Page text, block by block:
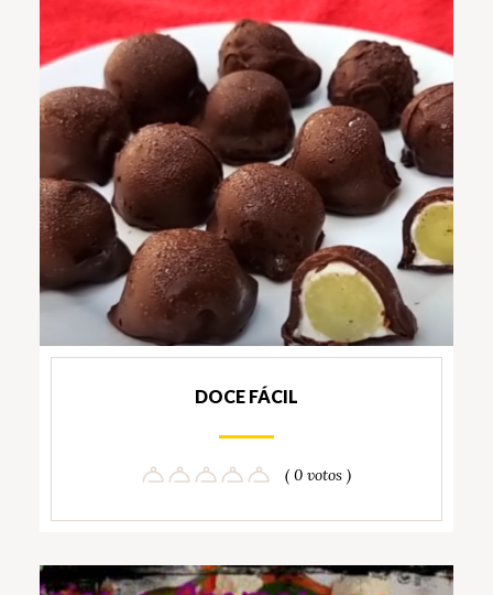
DOCE FÁCIL
( 0 votos )